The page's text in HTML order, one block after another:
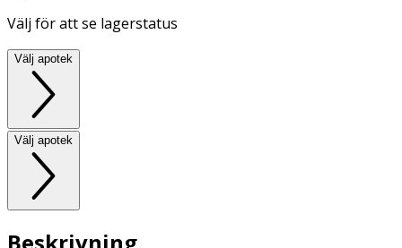
Välj för att se lagerstatus
Välj apotek
Välj apotek